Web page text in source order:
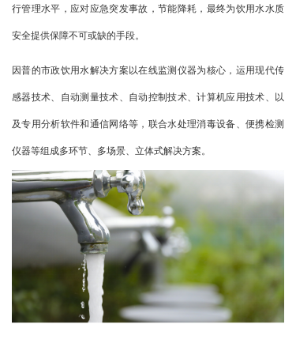
行管理水平，应对应急突发事故，节能降耗，最终为饮用水水质
安全提供保障不可或缺的手段。
因普的市政饮用水解决方案以在线监测仪器为核心，运用现代传
感器技术、自动测量技术、自动控制技术、计算机应用技术、以
及专用分析软件和通信网络等，联合水处理消毒设备、便携检测
仪器等组成多环节、多场景、立体式解决方案。